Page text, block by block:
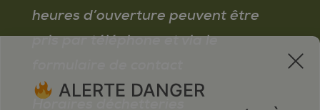
heures d’ouverture peuvent être
pris par téléphone et via le
Horaires déchetteries
x
ALERTE DANGER